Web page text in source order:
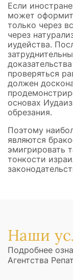
Если
может
только через
через
иудейства.
проверяться
должен
основах
обрезания.
Поэтому
являются
эмигрировать
тонкости
Наши
Подробнее
Агентства